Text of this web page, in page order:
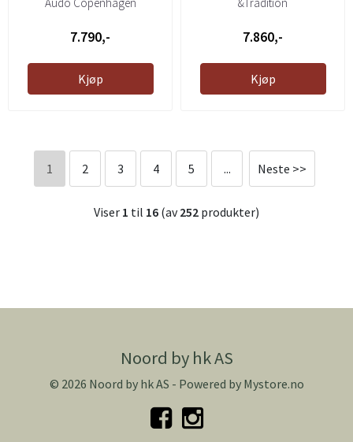
7.790,-
Kjøp
7.860,-
Kjøp
1 2 3 4 5 ... Neste >>
Viser 1 til 16 (av252 produkter)
Noord by hk AS
© 2026 Noord by hk AS - Powered by Mystore.no